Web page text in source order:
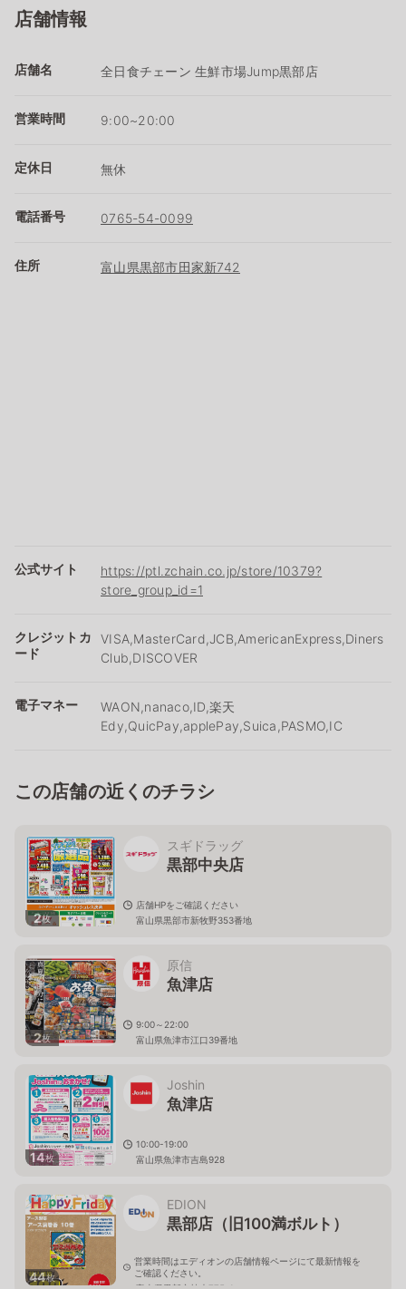
店舗情報
店舗名 全日食チェーン 生鮮市場Jump黒部店
営業時間 9:00~20:00
定休日 無休
電話番号 0765-54-0099
住所 富山県黒部市田家新742
公式サイト
https://ptl.zchain.co.jp/store/10379?
store_group_id=1
クレジットカ
ード
VISA,MasterCard,JCB,AmericanExpress,Diners
Club,DISCOVER
電子マネー
WAON,nanaco,ID,楽天
Edy,QuicPay,applePay,Suica,PASMO,IC
この店舗の近くのチラシ
2枚
スギドラッグ
黒部中央店
店舗HPをご確認ください
富山県黒部市新牧野353番地
2枚
原信
魚津店
9:00～22:00
富山県魚津市江口39番地
14枚
Joshin
魚津店
10:00-19:00
富山県魚津市吉島928
44枚
EDION
黒部店（旧100満ボルト）
営業時間はエディオンの店舗情報ページにて最新情報を
ご確認ください。